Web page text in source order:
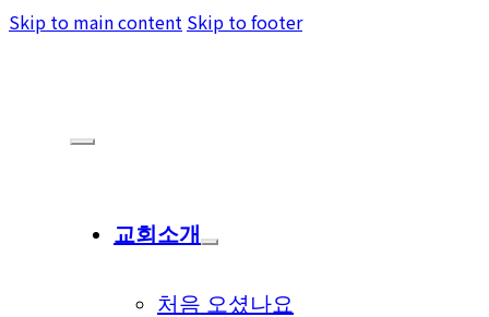
Skip to main content Skip to footer
교회소개
처음 오셨나요